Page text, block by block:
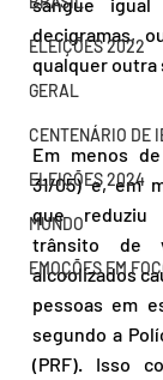
ELEIÇÕES 2022
GERAL
CENTENÁRIO DE
ELEIÇÕES 2024
MUNDO
EMOÇÕES EM
decigramas,
qualquer outra
Em menos
31/05) e, em
que reduziu
trânsito de
alcoolizados
pessoas em
segundo a
(PRF). Isso